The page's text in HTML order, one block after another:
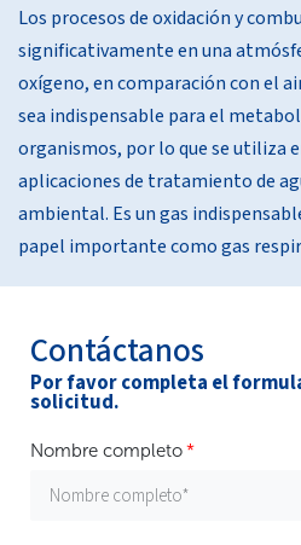
Contáctanos
Por favor completa el
solicitud.
Nombre completo
Los procesos de oxidación y
significativamente en una
oxígeno, en comparación con el
sea indispensable para el
organismos, por lo que se utiliza
aplicaciones de tratamiento de
ambiental. Es un gas
papel importante como gas